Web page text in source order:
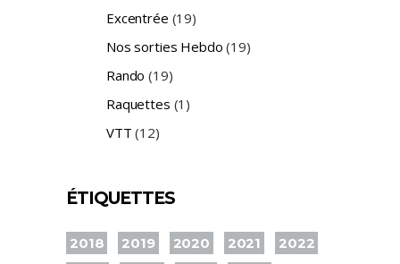
Excentrée (19)
Nos sorties Hebdo (19)
Rando (19)
Raquettes (1)
VTT (12)
ÉTIQUETTES
2018 2019 2020 2021
2022